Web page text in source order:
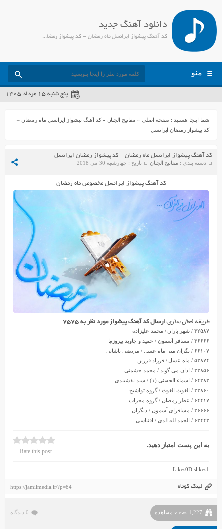
دانلود آهنگ جدید
کد آهنگ پیشواز ایرانسل ماه رمضان - کد پیشواز رمضان ایرانسل - جمیل مدیا
منو
پنج شنبه ۱۵ مرداد ۱۴۰۵
شما اینجا هستید :صفحه اصلی » مفاتیح الجنان »کد آهنگ پیشواز ایرانسل ماه رمضان –
کد پیشواز رمضان ایرانسل
کد آهنگ پیشواز ایرانسل ماه رمضان – کد پیشواز رمضان ایرانسل
دسته بندی : مفاتیح الجنان تاریخ : چهارشنبه 30 می 2018
کد آهنگ پیشواز ایرانسل مخصوص ماه رمضان
طریقه فعال سازی:ارسال کد آهنگ پیشواز مورد نظر به ۷۵۷۵
۳۲۵۸۷ / شهر باران / محمد علیزاده
۳۶۶۶۶ / مسافر آسمون / حمید و جاوید پیروزنیا
۶۶۱۰۷ / نگران منی ماه عسل / مرتضی پاشایی
۵۳۸۷۴ / ماه عسل / فرزاد فرزین
۳۳۸۵۶ / اذان می گوید / محمد حشمتی
۶۴۳۸۳ / اسماء الحسنی (۱) / سید نقشبندی
۳۳۸۶۰ / الغوث الغوث / گروه تواشیح
۶۴۴۱۷ / عطر رمضان / گروه محراب
۳۶۶۶۶ / مسافرای آسمون / دیگران
۶۳۴۴۳ / الحمد لله الذی / اقتباسی
به این پست امتیاز دهید.
Rate this post
Likes0Dislikes1
لینک کوتاه https://jamilmedia.ir/?p=84
1,227 views مشاهده 0 دیدگاه